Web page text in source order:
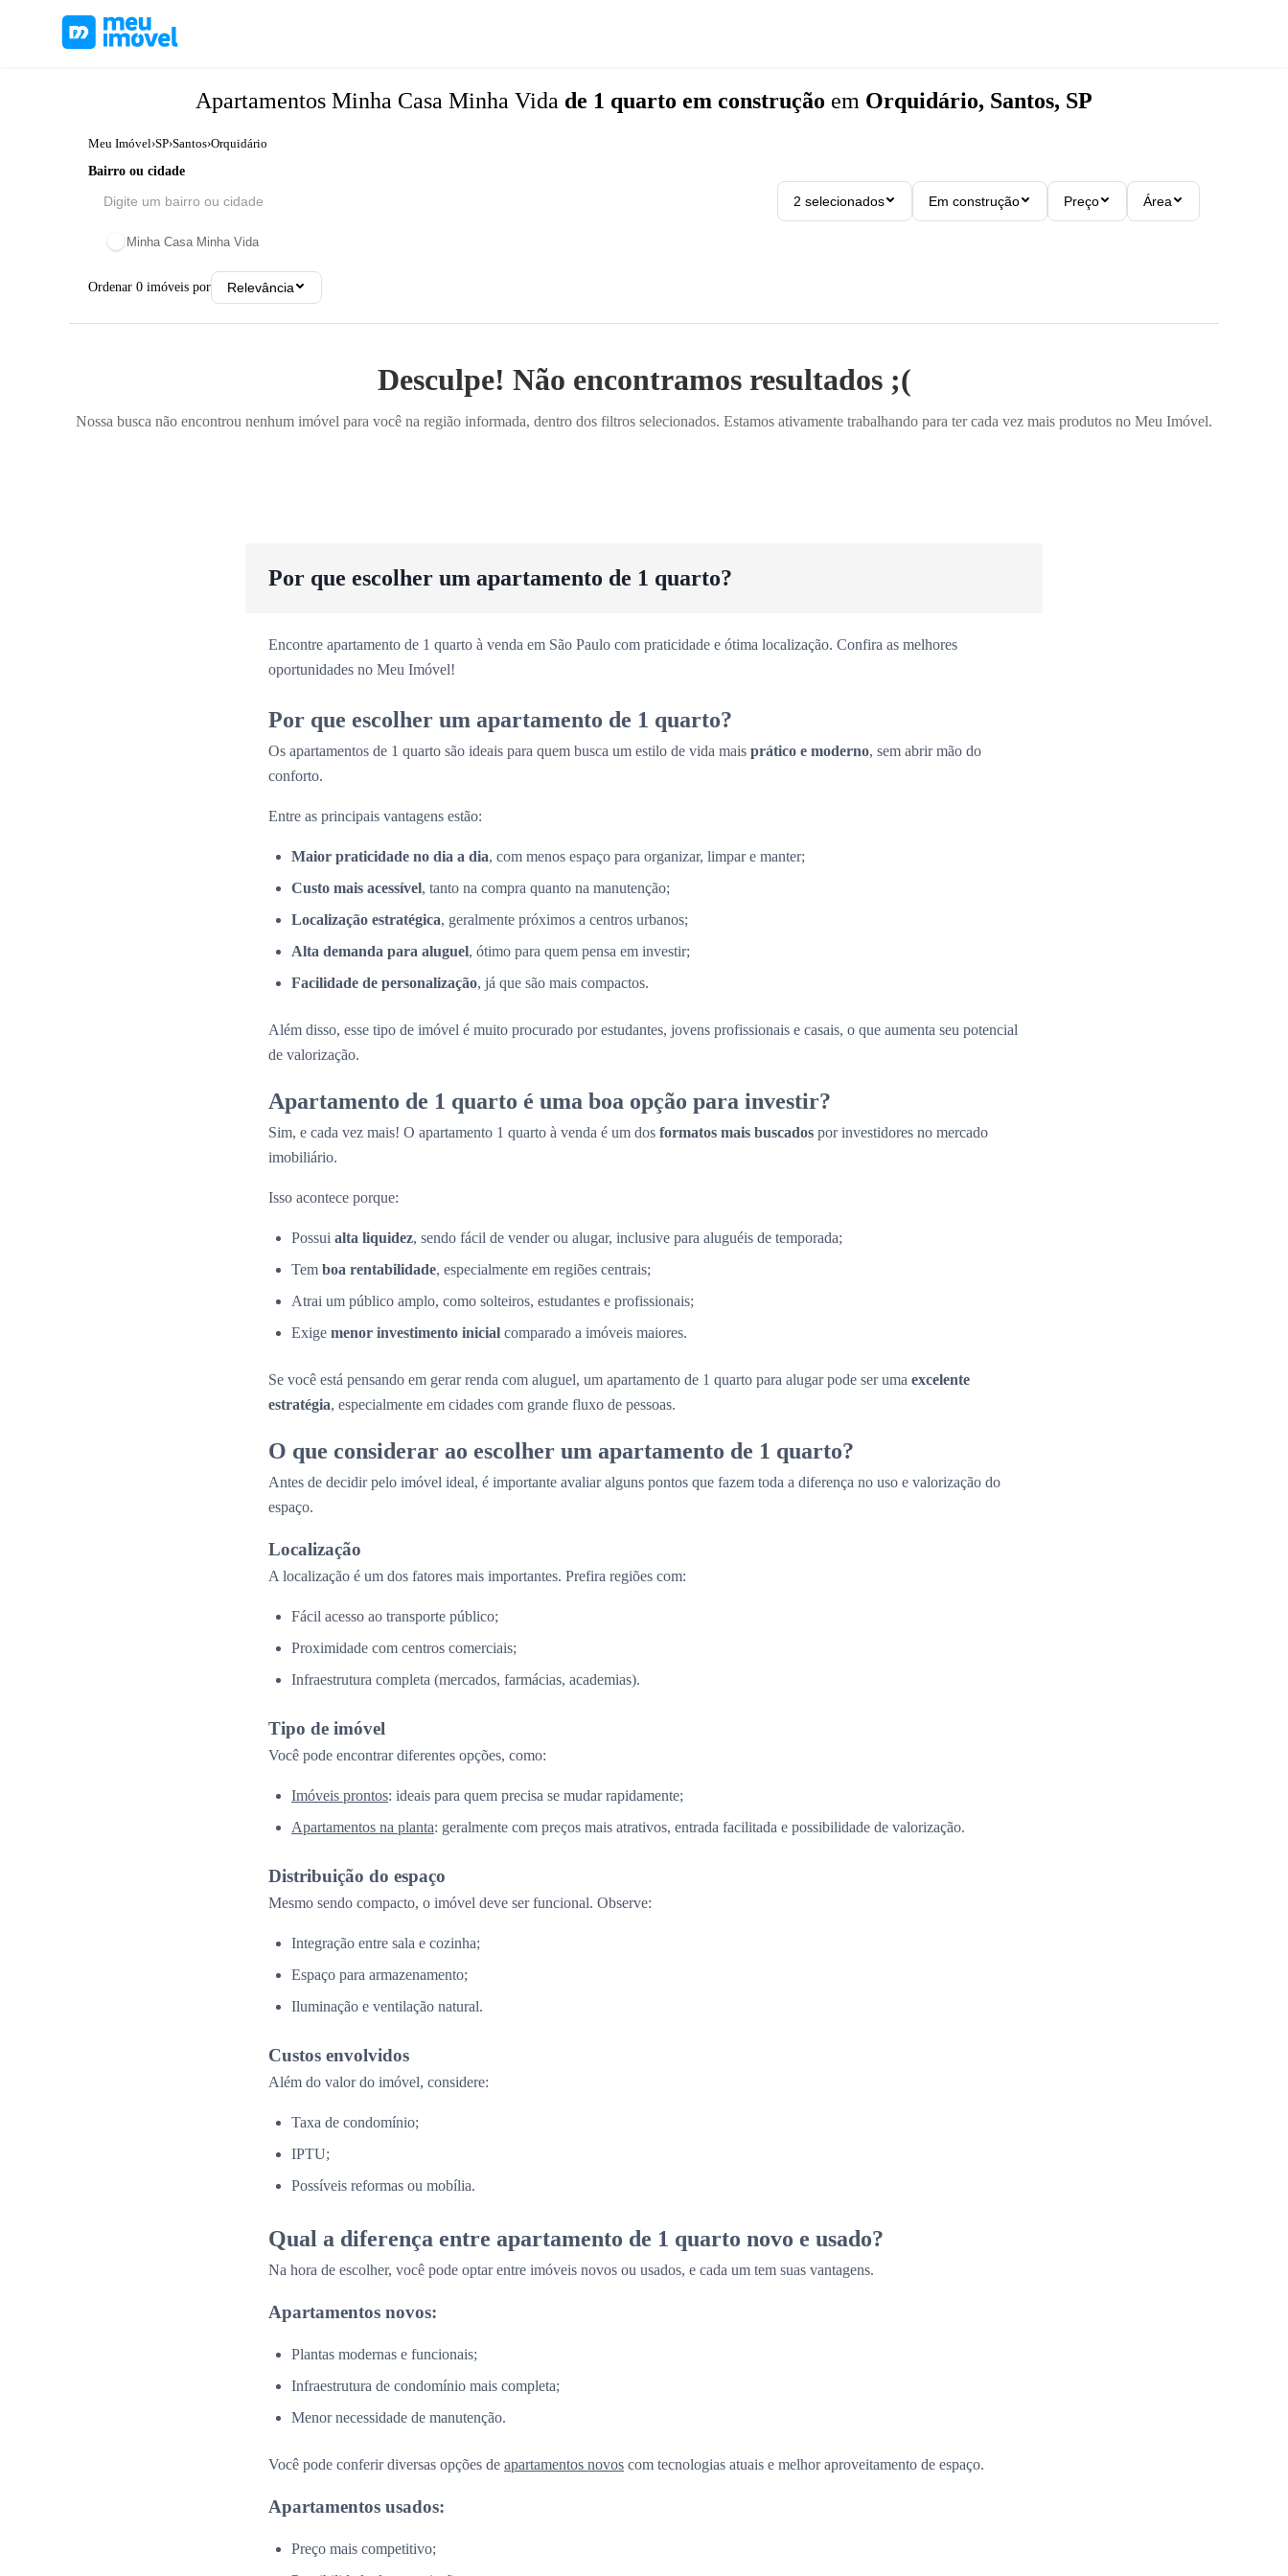
Apartamentos Minha Casa Minha Vida de 1 quarto em construção em Orquidário, Santos, SP
Meu Imóvel›SP›Santos›Orquidário
Bairro ou cidade
2 selecionados Em construção Preço Área
Minha Casa Minha Vida
Ordenar 0 imóveis por Relevância
Desculpe! Não encontramos resultados ;(
Nossa busca não encontrou nenhum imóvel para você na região informada, dentro dos filtros selecionados. Estamos ativamente trabalhando para ter cada vez mais produtos no Meu Imóvel.
Por que escolher um apartamento de 1 quarto?
Encontre apartamento de 1 quarto à venda em São Paulo com praticidade e ótima localização. Confira as melhores
oportunidades no Meu Imóvel!
Por que escolher um apartamento de 1 quarto?
Os apartamentos de 1 quarto são ideais para quem busca um estilo de vida mais prático e moderno, sem abrir mão do
conforto.
Entre as principais vantagens estão:
Maior praticidade no dia a dia, com menos espaço para organizar, limpar e manter;
Custo mais acessível, tanto na compra quanto na manutenção;
Localização estratégica, geralmente próximos a centros urbanos;
Alta demanda para aluguel, ótimo para quem pensa em investir;
Facilidade de personalização, já que são mais compactos.
Além disso, esse tipo de imóvel é muito procurado por estudantes, jovens profissionais e casais, o que aumenta seu potencial
de valorização.
Apartamento de 1 quarto é uma boa opção para investir?
Sim, e cada vez mais! O apartamento 1 quarto à venda é um dos formatos mais buscados por investidores no mercado
imobiliário.
Isso acontece porque:
Possui alta liquidez, sendo fácil de vender ou alugar, inclusive para aluguéis de temporada;
Tem boa rentabilidade, especialmente em regiões centrais;
Atrai um público amplo, como solteiros, estudantes e profissionais;
Exige menor investimento inicial comparado a imóveis maiores.
Se você está pensando em gerar renda com aluguel, um apartamento de 1 quarto para alugar pode ser uma excelente
estratégia, especialmente em cidades com grande fluxo de pessoas.
O que considerar ao escolher um apartamento de 1 quarto?
Antes de decidir pelo imóvel ideal, é importante avaliar alguns pontos que fazem toda a diferença no uso e valorização do
espaço.
Localização
A localização é um dos fatores mais importantes. Prefira regiões com:
Fácil acesso ao transporte público;
Proximidade com centros comerciais;
Infraestrutura completa (mercados, farmácias, academias).
Tipo de imóvel
Você pode encontrar diferentes opções, como:
Imóveis prontos: ideais para quem precisa se mudar rapidamente;
Apartamentos na planta: geralmente com preços mais atrativos, entrada facilitada e possibilidade de valorização.
Distribuição do espaço
Mesmo sendo compacto, o imóvel deve ser funcional. Observe:
Integração entre sala e cozinha;
Espaço para armazenamento;
Iluminação e ventilação natural.
Custos envolvidos
Além do valor do imóvel, considere:
Taxa de condomínio;
IPTU;
Possíveis reformas ou mobília.
Qual a diferença entre apartamento de 1 quarto novo e usado?
Na hora de escolher, você pode optar entre imóveis novos ou usados, e cada um tem suas vantagens.
Apartamentos novos:
Plantas modernas e funcionais;
Infraestrutura de condomínio mais completa;
Menor necessidade de manutenção.
Você pode conferir diversas opções de apartamentos novos com tecnologias atuais e melhor aproveitamento de espaço.
Apartamentos usados:
Preço mais competitivo;